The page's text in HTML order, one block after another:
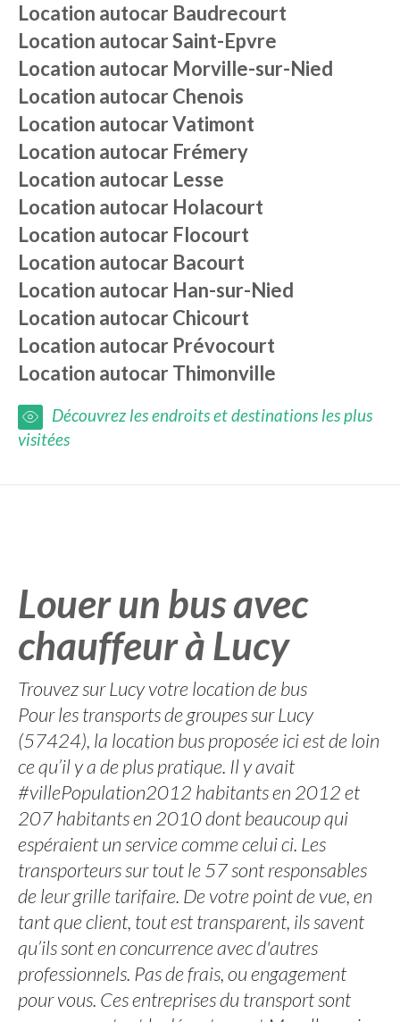
Location autocar Baudrecourt
Location autocarSaint-Epvre
Location autocar Morville-sur-Nied
Location autocarChenois
Location autocarVatimont
Location autocar Frémery
Location autocar Lesse
Location autocar Holacourt
Location autocar Flocourt
Location autocar Bacourt
Location autocar Han-sur-Nied
Location autocarChicourt
Location autocar Prévocourt
Location autocarThimonville
Découvrez les endroits et destinations les plus
visitées
Louer un bus avec
chauffeur à Lucy
Trouvez sur Lucy votre location de bus
Pour les transports de groupes sur Lucy
(57424), la location bus proposée ici est de loin
ce qu’il y a de plus pratique. Il y avait
#villePopulation2012 habitants en 2012 et
207 habitants en 2010 dont beaucoup qui
espéraient un service comme celui ci. Les
transporteurs sur tout le 57 sont responsables
de leur grille tarifaire. De votre point de vue, en
tant que client, tout est transparent, ils savent
qu’ils sont en concurrence avec d'autres
professionnels. Pas de frais, ou engagement
pour vous. Ces entreprises du transport sont